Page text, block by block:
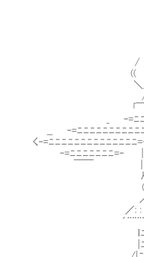
r‐‐‐‐‐-ミ
ﾉﾆﾆﾆﾆ＼{
＿_/___ﾆﾆﾆﾆ
/ ＿＿＿｀`
(( /ﾆﾆﾆﾆﾆ≧s
＼/ﾆﾆﾆﾆﾆﾆﾆ
/ﾆﾆ=‐ -
｢￣￣ ‐=ﾆﾆﾆﾆﾆ
_ ‐=ﾆﾆﾆﾆﾆﾆﾆ=‐ ､
__ ‐=ﾆﾆﾆﾆﾆﾆﾆﾆﾆﾆﾆﾆﾆ
く‐=ﾆﾆﾆﾆﾆﾆﾆﾆﾆﾆﾆﾆ
‐=ﾆﾆﾆﾆﾆﾆﾆ=‐ |
￣￣ | 从¨´ ' ，
从(ヽ `～､、
(ﾊ ＼ _).／}| / 人(
／: : } ｌ } Y＼
／: : : : } |.: ｌ〈〉.从
´¨¨¨¨¨¨} | |/
ｌﾆﾆ| } .:′ .| Υ
|ﾆﾆ|人./ . | ..|